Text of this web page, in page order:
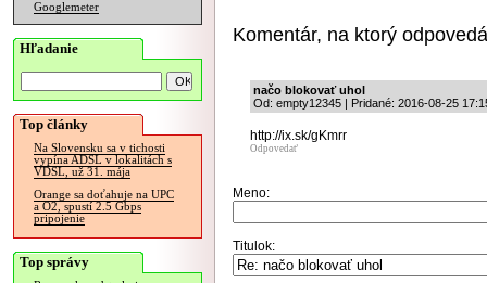
Googlemeter
Hľadanie
Top články
Na Slovensku sa v tichosti
vypína ADSL v lokalitách s
VDSL, už 31. mája
Orange sa doťahuje na UPC
a O2, spustí 2.5 Gbps
pripojenie
Top správy
Komentár, na ktorý
načo blokovať uhol
Od: empty12345 | Pridané: 2016-08-25
http://ix.sk/gKmrr
Odpovedať
Meno:
Titulok: